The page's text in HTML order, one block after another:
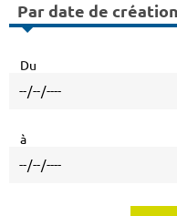
Par date de création
Du
à